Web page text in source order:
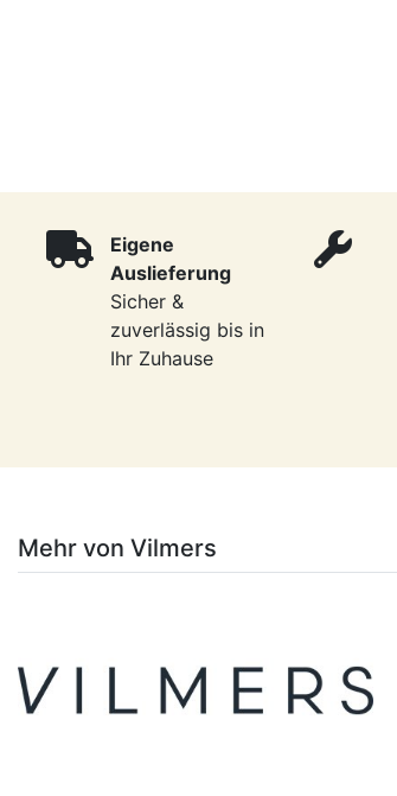
Eigene
Auslieferung
Sicher &
zuverlässig bis in
Ihr Zuhause
Mehr von Vilmers